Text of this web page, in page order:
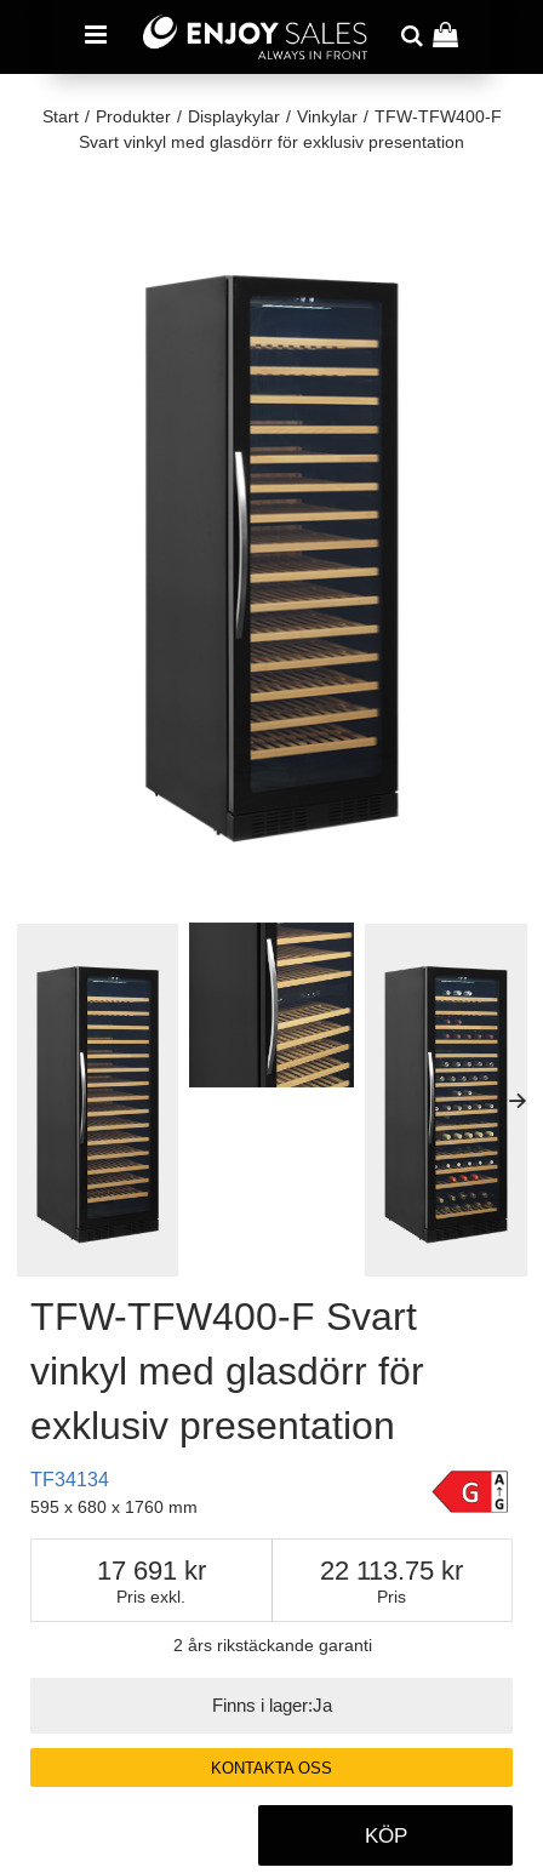
Start / Produkter / Displaykylar / Vinkylar / TFW-TFW400-F
Svart vinkyl med glasdörr för exklusiv presentation
TFW-TFW400-F Svart
vinkyl med glasdörr för
exklusiv presentation
TF34134
595 x 680 x 1760 mm
Pris exkl.
17 691
Pris
22 113.75
2 års rikstäckande garanti
Finns i lager:Ja
KONTAKTA OSS
KÖP